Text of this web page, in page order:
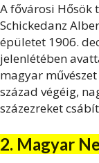
A fővárosi Hősök
Schickedanz
épületet 1906.
jelenlétében
magyar
század végéig,
százezreket
2. Magyar